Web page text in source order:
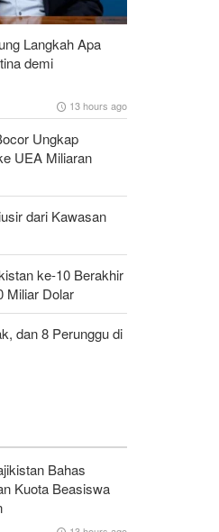
Langkah Apa
demi
13 hours ago
Ungkap
UEA Miliaran
dari Kawasan
ke-10 Berakhir
Miliar Dolar
dan 8 Perunggu di
Bahas
Kuota Beasiswa